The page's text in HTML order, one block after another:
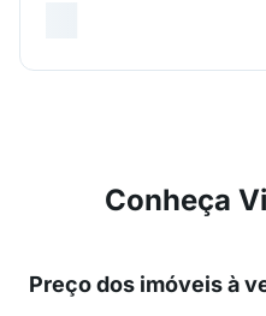
Conheça
Preço dos imóveis à